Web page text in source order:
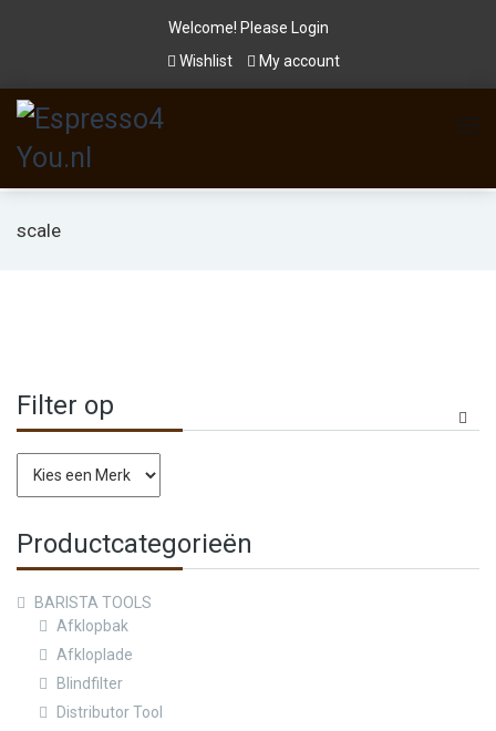
Welcome! Please
Login
Wishlist
My account
scale
Filter op
Productcategorieën
BARISTA TOOLS
Afklopbak
Afkloplade
Blindfilter
Distributor Tool